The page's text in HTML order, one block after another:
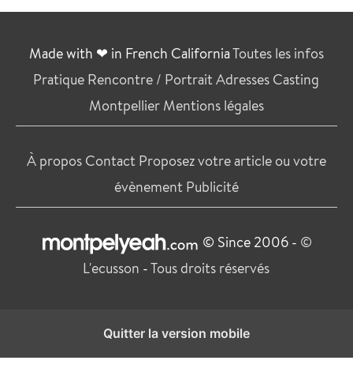
Made with ❤ in French CaliforniaToutes les infos
Pratique Rencontre / PortraitAdresses Casting
Montpellier Mentions légales
À propos Contact Proposez votre article ou votre
évènement Publicité
© Since 2006 - ©
L'ecusson -Tous droits réservés
Quitter la version mobile